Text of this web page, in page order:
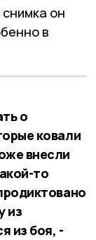
он
в
о
ковали
внесли
то
из
из боя, -